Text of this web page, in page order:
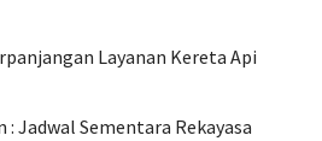
Layanan Kereta Api
Jadwal Sementara Rekayasa